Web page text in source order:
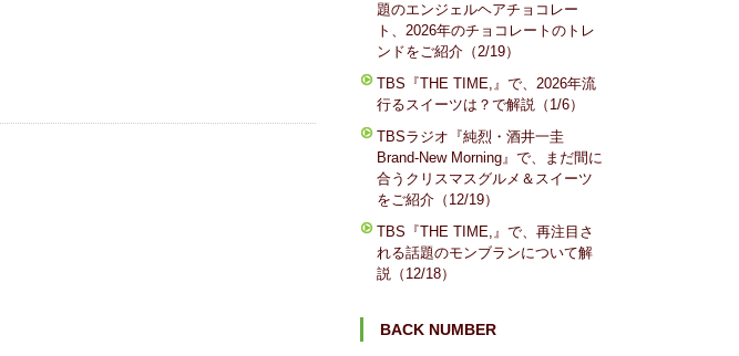
題のエンジェルヘアチョコレー
ト、2026年のチョコレートのトレ
ンドをご紹介（2/19）
TBS『THE TIME,』で、2026年流
行るスイーツは？で解説（1/6）
TBSラジオ『純烈・酒井一圭
Brand-New Morning』で、まだ間に
合うクリスマスグルメ＆スイーツ
をご紹介（12/19）
TBS『THE TIME,』で、再注目さ
れる話題のモンブランについて解
説（12/18）
BACK NUMBER